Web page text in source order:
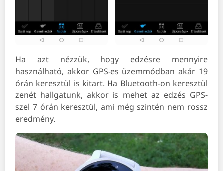
Ha azt nézzük, hogy edzésre mennyire
használható, akkor GPS-es üzemmódban akár 19
órán keresztül is kitart. Ha Bluetooth-on keresztül
zenét hallgatunk, akkor is mehet az edzés GPS-
szel 7 órán keresztül, ami még szintén nem rossz
eredmény.